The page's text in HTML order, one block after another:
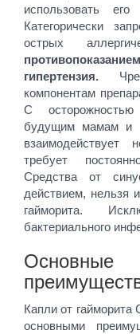
использовать
Категорически
острых
гипертензия.
компонентам
С
будущим мамам и
требует
Средства от
действием, нельзя
гайморита.
бактериального
Основные
Капли от гайморита
основными